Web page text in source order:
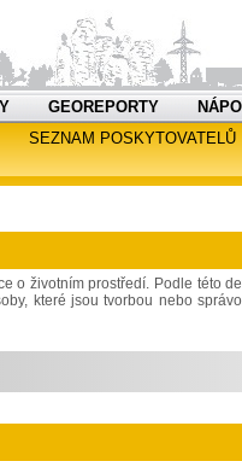
GEOREPORTY
SEZNAM POSKYTOVATELŮ
o životním prostředí. Podle této
které jsou tvorbou nebo